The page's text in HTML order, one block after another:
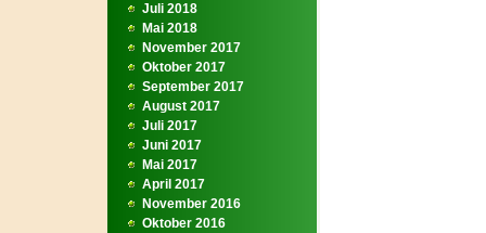
Juli 2018
Mai 2018
November 2017
Oktober 2017
September 2017
August 2017
Juli 2017
Juni 2017
Mai 2017
April 2017
November 2016
Oktober 2016